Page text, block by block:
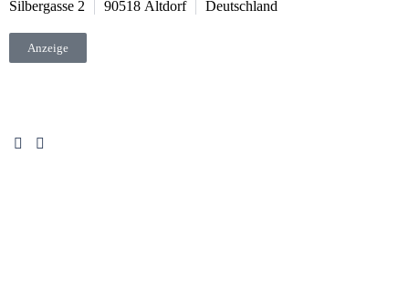
Silbergasse 2 90518 Altdorf Deutschland
Anzeige